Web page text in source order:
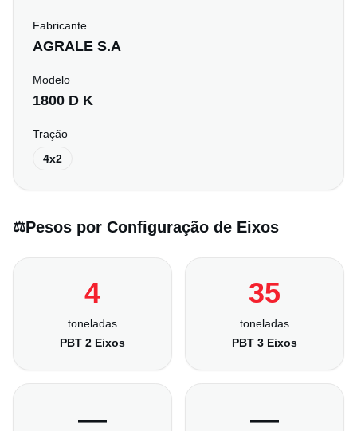
Fabricante
AGRALE S.A
Modelo
1800 D K
Tração
4x2
⚖️Pesos por Configuração de Eixos
4
toneladas
PBT 2 Eixos
35
toneladas
PBT 3 Eixos
— —